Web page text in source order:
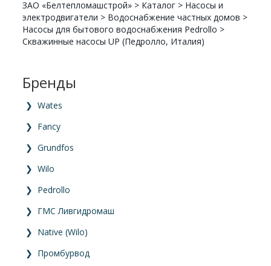
ЗАО «Белтепломашстрой» > Каталог > Насосы и
электродвигатели > Водоснабжение частных домов >
Насосы для бытового водоснабжения Pedrollo >
Скважинные насосы UP (Педролло, Италия)
Бренды
❯ Wates
❯ Fancy
❯ Grundfos
❯ Wilo
❯ Pedrollo
❯ ГМС Ливгидромаш
❯ Native (Wilo)
❯ Промбурвод